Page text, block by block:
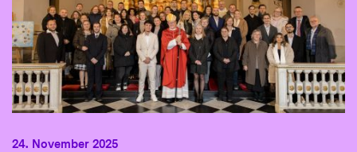
24. November 2025